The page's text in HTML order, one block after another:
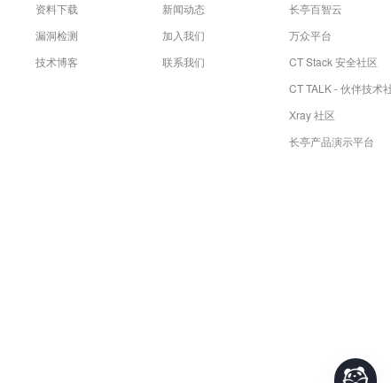
资料下载
漏洞检测
技术博客
新闻动态
加入我们
联系我们
长亭百智云
万众平台
CT Stack 安全社区
CT TALK - 伙伴技术
Xray 社区
长亭产品演示平台